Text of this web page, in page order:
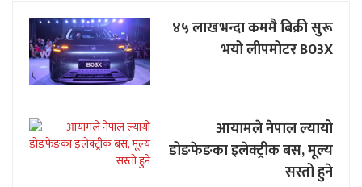
४५ लाखभन्दा कममै बिक्री सुरू
भयो लीपमोटर B03X
आयामले नेपाल ल्यायो
डोङफेङका इलेक्ट्रीक बस, मूल्य
सस्तो हुने